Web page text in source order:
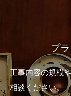
プ
工事内容の規模
相談ください。